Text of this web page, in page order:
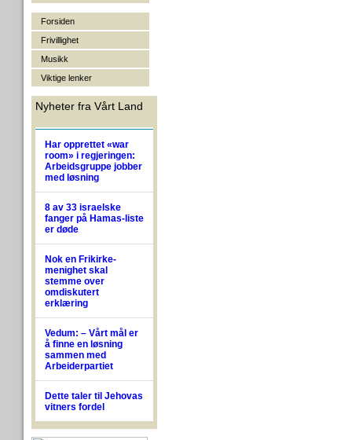
Forsiden
Frivillighet
Musikk
Viktige lenker
Nyheter fra Vårt Land
Har opprettet «war
room» i regjeringen:
Arbeidsgruppe jobber
med løsning
8 av 33 israelske
fanger på Hamas-liste
er døde
Nok en Frikirke-
menighet skal
stemme over
omdiskutert
erklæring
Vedum: – Vårt mål er
å finne en løsning
sammen med
Arbeiderpartiet
Dette taler til Jehovas
vitners fordel